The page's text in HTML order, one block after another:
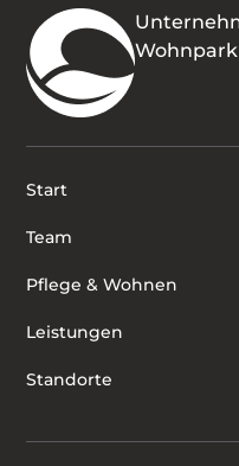
Start
Team
Pflege & Wohnen
Leistungen
Standorte